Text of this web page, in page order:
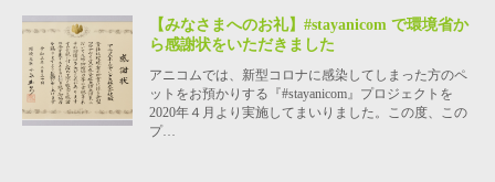
【みなさまへのお礼】#stayanicom で環境省か
ら感謝状をいただきました
アニコムでは、新型コロナに感染してしまった方のペ
ットをお預かりする『#stayanicom』プロジェクトを
2020年４月より実施してまいりました。この度、この
プ…